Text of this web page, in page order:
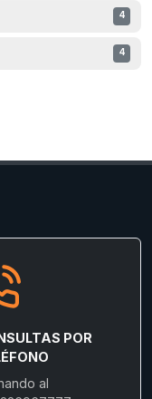
4
4
POR
al